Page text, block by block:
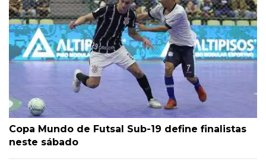
Copa Mundo de Futsal Sub-19 define finalistas
neste sábado